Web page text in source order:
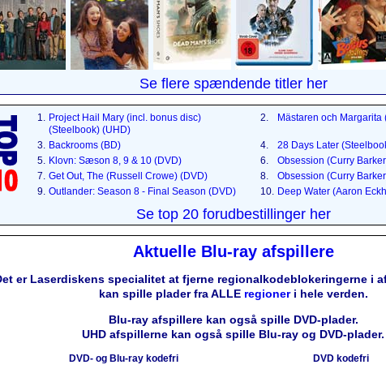
Se flere spændende titler her
1. Project Hail Mary (incl. bonus disc)
(Steelbook) (UHD)
2. Mästaren och Margarita
3. Backrooms (BD) 4.
28 Days Later
5. Klovn: Sæson 8, 9 & 10 (DVD) 6.
Obsession (Curry
7. Get Out, The (Russell Crowe) (DVD) 8.
Obsession (Curry
9. Outlander: Season 8 - Final Season (DVD) 10. Deep Water (Aaron
Se top 20 forudbestillinger her
Aktuelle Blu-ray afspillere
er Laserdiskens specialitet at fjerne regionalkodeblokeringerne i
kan spille plader fra ALLE regioneri hele verden.
Blu-ray afspillere kan også spille DVD-plader.
UHD afspillerne kan også spille Blu-ray og DVD-plader.
DVD- og Blu-ray kodefri DVD kodefri